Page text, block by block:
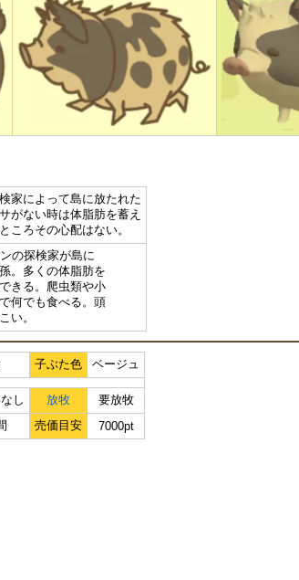
家によって島に放たれた
がない時は体脂肪を蓄え
ころその心配はない。
の探検家が島に
。多くの体脂肪を
きる。爬虫類や小
何でも食べる。頭
い。
子ぶた色 ベージュ
し 放牧
要放牧
売価目安 7000pt